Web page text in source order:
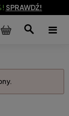
SPRAWDŹ!